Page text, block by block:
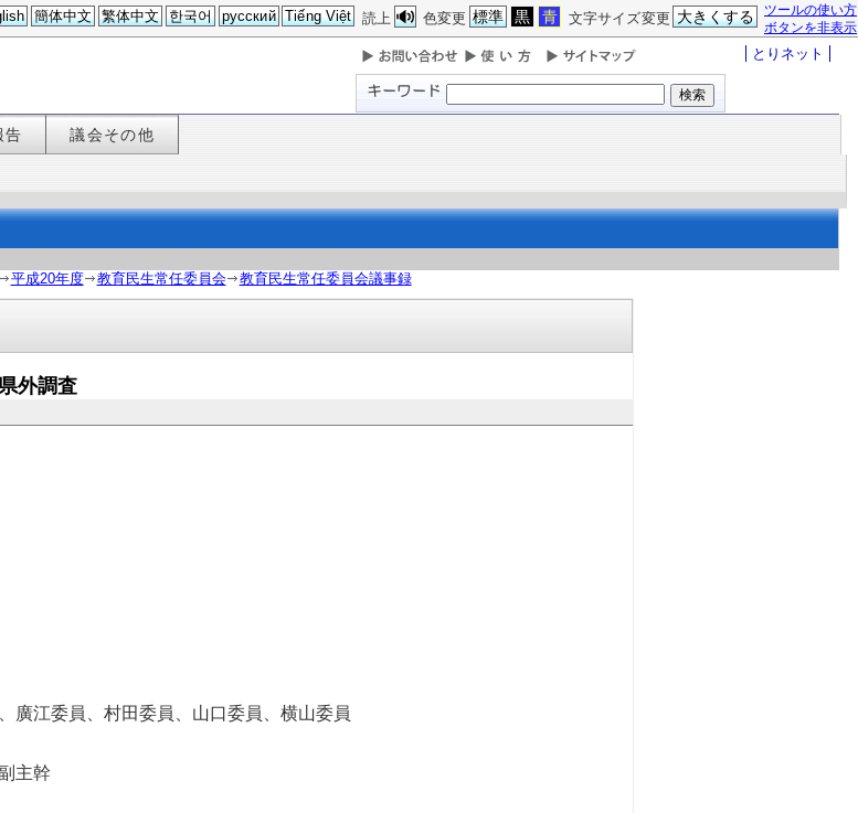
ツールの使い方
ボタンを非表示
文字サイズ変更 大きくする
色変更 標準 黒 青
読上
簡体中文 繁体中文 한국어 русский Tiếng Việt
とりネット
告 議会その他
平成20年度 教育民生常任委員会 教育民生常任委員会議事録
外調査
廣江委員、村田委員、山口委員、横山委員
主幹